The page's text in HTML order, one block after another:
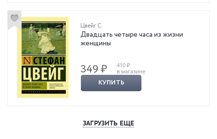
Цвейг С.
Двадцать четыре часа из жизни
женщины
349 ₽
410 ₽
в магазине
КУПИТЬ
ЗАГРУЗИТЬ ЕЩЕ